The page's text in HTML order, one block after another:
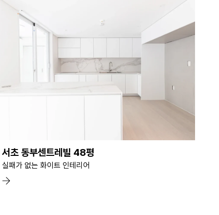
서초 동부센트레빌 48평
실패가 없는 화이트 인테리어